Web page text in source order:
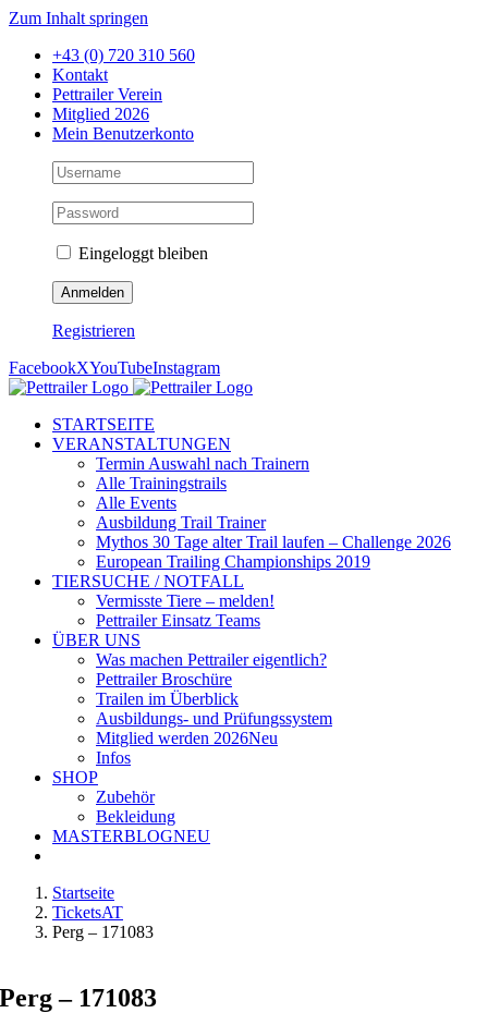
Zum Inhalt springen
+43 (0) 720 310 560
Kontakt
Pettrailer Verein
Mitglied 2026
Mein Benutzerkonto
Eingeloggt bleiben
Registrieren
FacebookXYouTubeInstagram
STARTSEITE
VERANSTALTUNGEN
Termin Auswahl nach Trainern
Alle Trainingstrails
Alle Events
Ausbildung Trail Trainer
Mythos 30 Tage alter Trail laufen – Challenge 2026
European Trailing Championships 2019
TIERSUCHE / NOTFALL
Vermisste Tiere – melden!
Pettrailer Einsatz Teams
ÜBER UNS
Was machen Pettrailer eigentlich?
Pettrailer Broschüre
Trailen im Überblick
Ausbildungs- und Prüfungssystem
Mitglied werden 2026Neu
Infos
SHOP
Zubehör
Bekleidung
MASTERBLOGNEU
Startseite
TicketsAT
Perg – 171083
Perg – 171083